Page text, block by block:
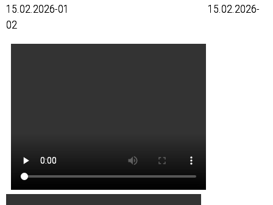
15.02.2026-01 15.02.2026-
02